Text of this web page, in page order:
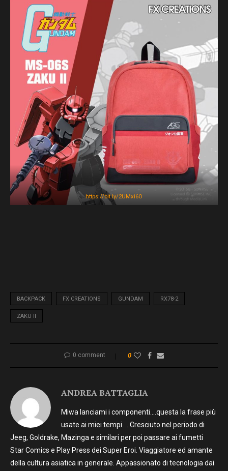
https://bit.ly/2UMxi6O
BACKPACK FX CREATIONS GUNDAM RX78-2
ZAKU II
0 comment 0
ANDREA BATTAGLIA
Miwa lanciami i componenti….questa la frase più
usate ai miei tempi. …Cresciuto nel periodo di
Jeeg, Goldrake, Mazinga e similari per poi passare ai fumetti
Star Comics e Play Press dei Super Eroi. Viaggiatore ed amante
della cultura asiatica in generale. Appassionato di tecnologia dai